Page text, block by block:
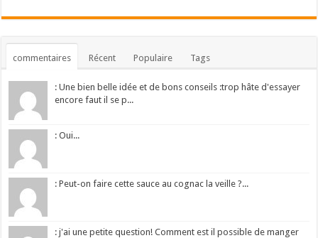
commentaires Récent Populaire Tags
: Une bien belle idée et de bons conseils :trop hâte d'essayer
encore faut il se p...
: Oui...
: Peut-on faire cette sauce au cognac la veille ?...
: j'ai une petite question! Comment est il possible de manger